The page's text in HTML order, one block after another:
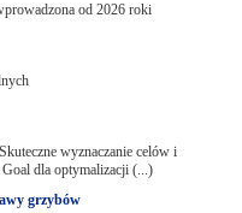
od 2026 roki
wyznaczanie celów i
dla optymalizacji (...)
grzybów